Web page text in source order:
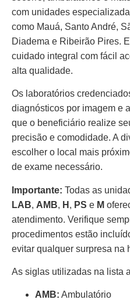
com unidades
como Mauá, Santo André,
Diadema e Ribeirão Pires.
cuidado integral com fácil
alta qualidade.
Os laboratórios
diagnósticos por imagem e
que o beneficiário realize
precisão e comodidade. A
escolher o local mais
de exame necessário.
Importante: Todas as
LAB, AMB, H , PS e M
atendimento. Verifique
procedimentos estão
evitar qualquer surpresa na
As siglas utilizadas na lista
AMB: Ambulatório